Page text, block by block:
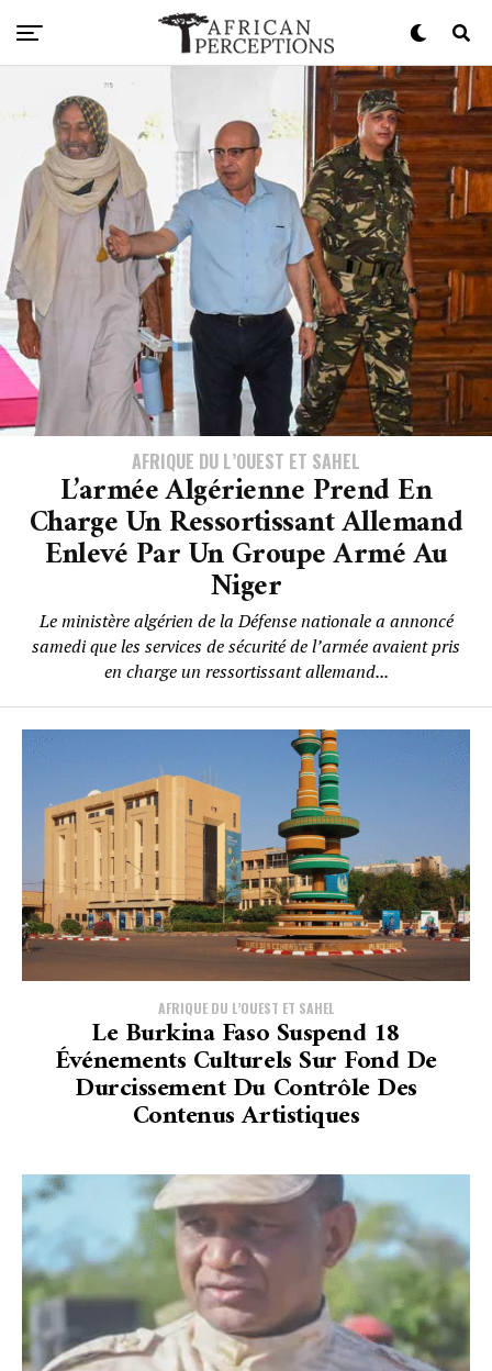
AFRIQUE DU L’OUEST ET SAHEL
L’armée Algérienne Prend En
Charge Un Ressortissant Allemand
Enlevé Par Un Groupe Armé Au
Niger
Le ministère algérien de la Défense nationale a annoncé
samedi que les services de sécurité de l’armée avaient pris
en charge un ressortissant allemand...
AFRIQUE DU L’OUEST ET SAHEL
Le Burkina Faso Suspend 18
Événements Culturels Sur Fond De
Durcissement Du Contrôle Des
Contenus Artistiques